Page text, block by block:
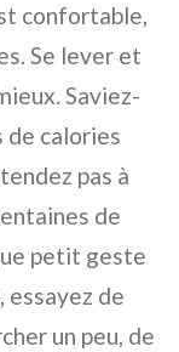
confortable,
Se lever et
Saviez-
de calories
pas à
de
petit geste
essayez de
un peu, de